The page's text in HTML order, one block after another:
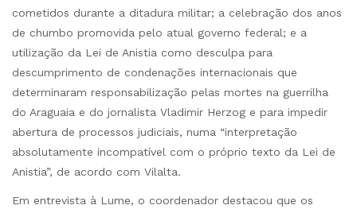
cometidos durante a ditadura militar; a celebração dos anos
de chumbo promovida pelo atual governo federal; e a
utilização da Lei de Anistia como desculpa para
descumprimento de condenações internacionais que
determinaram responsabilização pelas mortes na guerrilha
do Araguaia e do jornalista Vladimir Herzog e para impedir
abertura de processos judiciais, numa “interpretação
absolutamente incompatível com o próprio texto da Lei de
Anistia”, de acordo com Vilalta.
Em entrevista à Lume, o coordenador destacou que os